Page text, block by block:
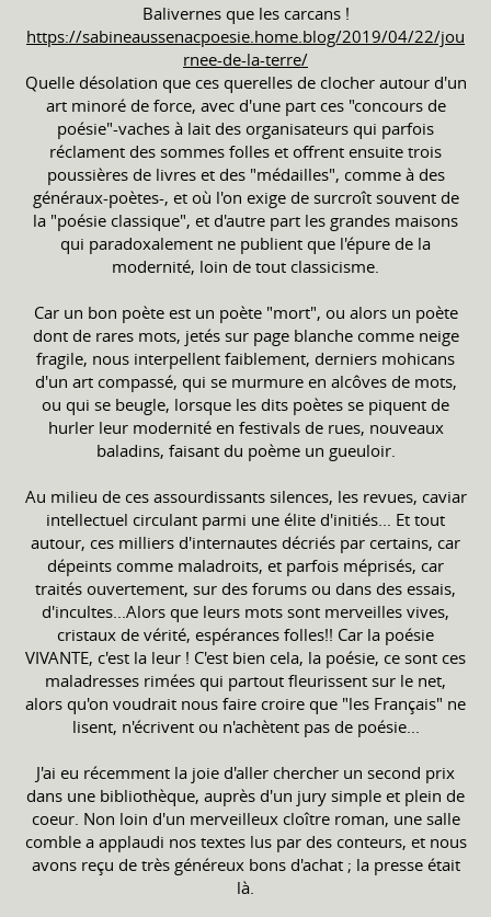
Balivernes que les carcans !
https://sabineaussenacpoesie.home.blog/2019/04/22/jou
rnee-de-la-terre/
Quelle désolation que ces querelles de clocher autour d'un
art minoré de force, avec d'une part ces "concours de
poésie"-vaches à lait des organisateurs qui parfois
réclament des sommes folles et offrent ensuite trois
poussières de livres et des "médailles", comme à des
généraux-poètes-, et où l'on exige de surcroît souvent de
la "poésie classique", et d'autre part les grandes maisons
qui paradoxalement ne publient que l'épure de la
modernité, loin de tout classicisme.
Car un bon poète est un poète "mort", ou alors un poète
dont de rares mots, jetés sur page blanche comme neige
fragile, nous interpellent faiblement, derniers mohicans
d'un art compassé, qui se murmure en alcôves de mots,
ou qui se beugle, lorsque les dits poètes se piquent de
hurler leur modernité en festivals de rues, nouveaux
baladins, faisant du poème un gueuloir.
Au milieu de ces assourdissants silences, les revues, caviar
intellectuel circulant parmi une élite d'initiés... Et tout
autour, ces milliers d'internautes décriés par certains, car
dépeints comme maladroits, et parfois méprisés, car
traités ouvertement, sur des forums ou dans des essais,
d'incultes...Alors que leurs mots sont merveilles vives,
cristaux de vérité, espérances folles!! Car la poésie
VIVANTE, c'est la leur ! C'est bien cela, la poésie, ce sont ces
maladresses rimées qui partout fleurissent sur le net,
alors qu'on voudrait nous faire croire que "les Français" ne
lisent, n'écrivent ou n'achètent pas de poésie...
J'ai eu récemment la joie d'aller chercher un second prix
dans une bibliothèque, auprès d'un jury simple et plein de
coeur. Non loin d'un merveilleux cloître roman, une salle
comble a applaudi nos textes lus par des conteurs, et nous
avons reçu de très généreux bons d'achat ; la presse était
là.